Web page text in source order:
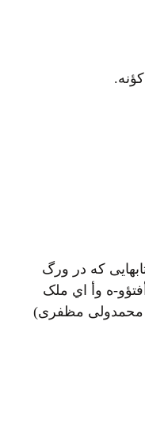
که در ورگ
ه وأ اي ملک
محمدولی مظفری)
صمد بهرنگی با
این کتاب هم